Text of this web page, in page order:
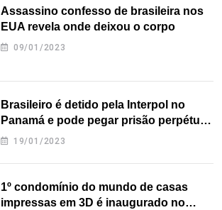
Assassino confesso de brasileira nos
EUA revela onde deixou o corpo
09/01/2023
Brasileiro é detido pela Interpol no
Panamá e pode pegar prisão perpétua
nos EUA
19/01/2023
1º condomínio do mundo de casas
impressas em 3D é inaugurado no